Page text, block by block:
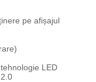
pe afișajul
LED